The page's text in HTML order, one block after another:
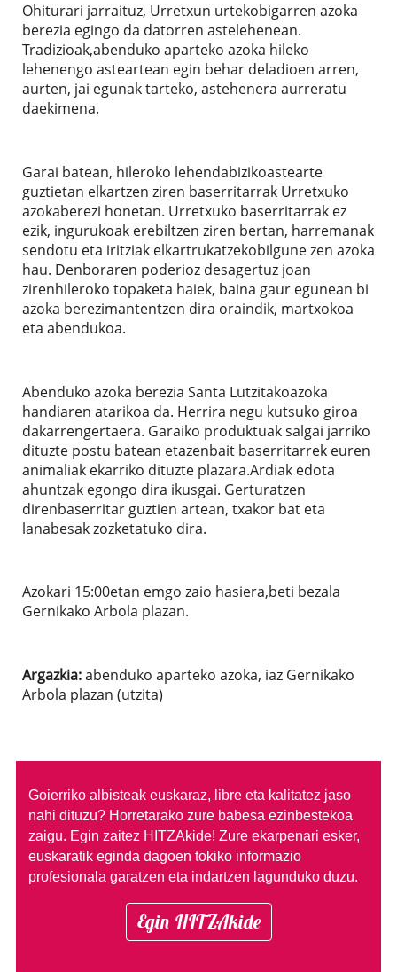
Ohiturari jarraituz, Urretxun urtekobigarren azoka
berezia egingo da datorren astelehenean.
Tradizioak,abenduko aparteko azoka hileko
lehenengo asteartean egin behar deladioen arren,
aurten, jai egunak tarteko, astehenera aurreratu
daekimena.
Garai batean, hileroko lehendabizikoastearte
guztietan elkartzen ziren baserritarrak Urretxuko
azokaberezi honetan. Urretxuko baserritarrak ez
ezik, ingurukoak erebiltzen ziren bertan, harremanak
sendotu eta iritziak elkartrukatzekobilgune zen azoka
hau. Denboraren poderioz desagertuz joan
zirenhileroko topaketa haiek, baina gaur egunean bi
azoka berezimantentzen dira oraindik, martxokoa
eta abendukoa.
Abenduko azoka berezia Santa Lutzitakoazoka
handiaren atarikoa da. Herrira negu kutsuko giroa
dakarrengertaera. Garaiko produktuak salgai jarriko
dituzte postu batean etazenbait baserritarrek euren
animaliak ekarriko dituzte plazara.Ardiak edota
ahuntzak egongo dira ikusgai. Gerturatzen
direnbaserritar guztien artean, txakor bat eta
lanabesak zozketatuko dira.
Azokari 15:00etan emgo zaio hasiera,beti bezala
Gernikako Arbola plazan.
Argazkia:abenduko aparteko azoka, iaz Gernikako
Arbola plazan (utzita)
Goierriko albisteak euskaraz, libre eta kalitatez jaso
nahi dituzu? Horretarako zure babesa ezinbestekoa
zaigu. Egin zaitez HITZAkide! Zure ekarpenari esker,
euskaratik eginda dagoen tokiko informazio
profesionala garatzen eta indartzen lagunduko duzu.
Egin HITZAkide